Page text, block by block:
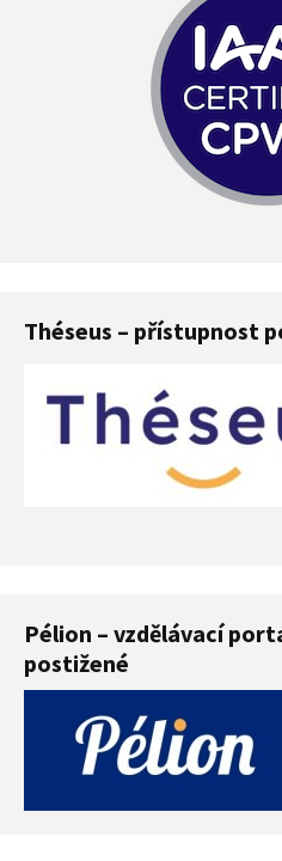
Théseus – přístupnost
Pélion – vzdělávací
postižené